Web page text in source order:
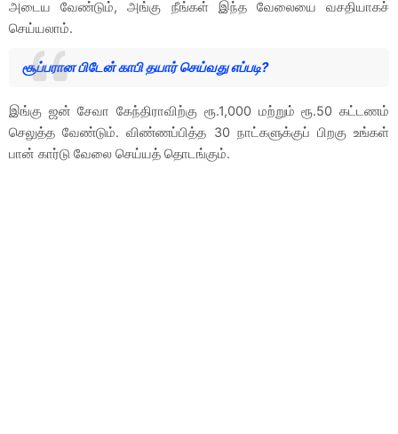
அடைய வேண்டும், அங்கு நீங்கள் இந்த வேலையை வசதியாகச்
செய்யலாம்.
சூப்பரான பிடேன் காபி தயார் செய்வது எப்படி?
இங்கு ஜன் சேவா கேந்திராவிற்கு ரூ.1,000 மற்றும் ரூ.50 கட்டணம்
செலுத்த வேண்டும். விண்ணப்பித்த 30 நாட்களுக்குப் பிறகு உங்கள்
பான் கார்டு வேலை செய்யத் தொடங்கும்.